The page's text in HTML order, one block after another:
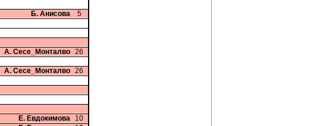
Б. Анисова
5
А. Сесе_Монталво 26
А. Сесе_Монталво 26
Е. Евдокимова
10